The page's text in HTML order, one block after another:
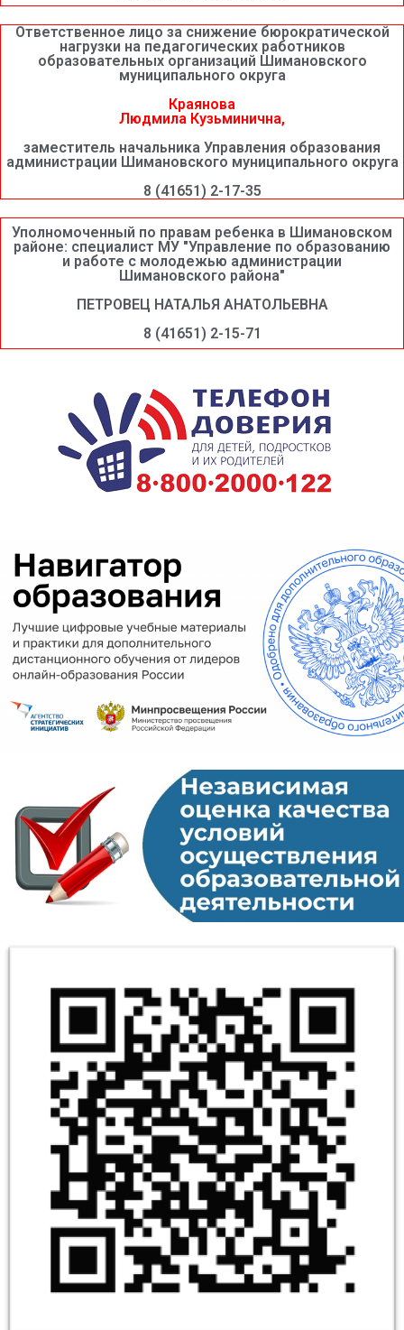
Ответственное лицо за снижение бюрократической
нагрузки на педагогических работников
образовательных организаций Шимановского
муниципального округа
Краянова
Людмила Кузьминична,
заместитель начальника Управления образования
администрации Шимановского муниципального округа
8 (41651) 2-17-35
Уполномоченный по правам ребенка в Шимановском
районе: специалист МУ "Управление по образованию
и работе с молодежью администрации
Шимановского района"
ПЕТРОВЕЦ НАТАЛЬЯ АНАТОЛЬЕВНА
8 (41651) 2-15-71